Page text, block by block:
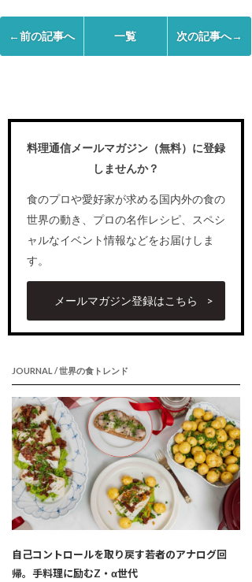
←前の記事へ 一覧 次の記事へ→
料理通信メールマガジン（無料）に登録
しませんか？
食のプロや愛好家が求める国内外の食の
世界の動き、プロの名作レシピ、スペシ
ャルなイベント情報などをお届けしま
す。
メールマガジン登録はこちら
JOURNAL / 世界の食トレンド
自己コントロールを取り戻す若者のアナログ回
帰。手料理に励むZ・α世代